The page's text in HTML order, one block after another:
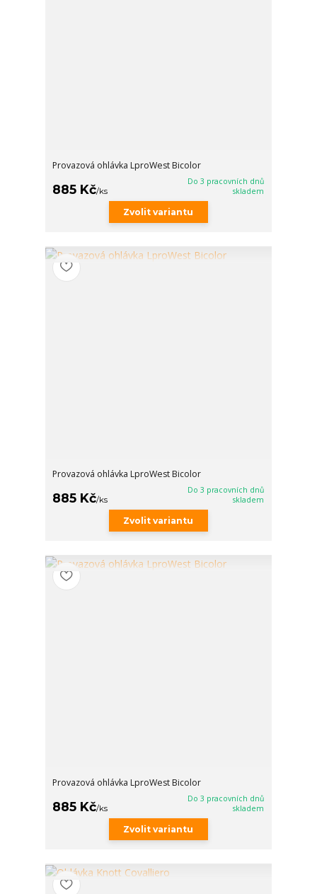
Provazová ohlávka LproWest Bicolor
885 Kč/ks
Do 3 pracovních dnů
skladem
Zvolit variantu
Provazová ohlávka LproWest Bicolor
885 Kč/ks
Do 3 pracovních dnů
skladem
Zvolit variantu
Provazová ohlávka LproWest Bicolor
885 Kč/ks
Do 3 pracovních dnů
skladem
Zvolit variantu